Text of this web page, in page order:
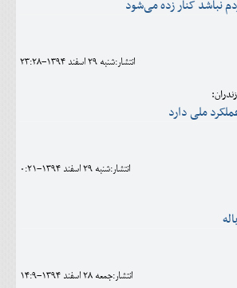
نباشد کنار زده می‌شود
انتشار:شنبه 29 اسفند 1394-23:28
ملی دارد
انتشار:شنبه 29 اسفند 1394-0:21
انتشار:جمعه 28 اسفند 1394-14:9